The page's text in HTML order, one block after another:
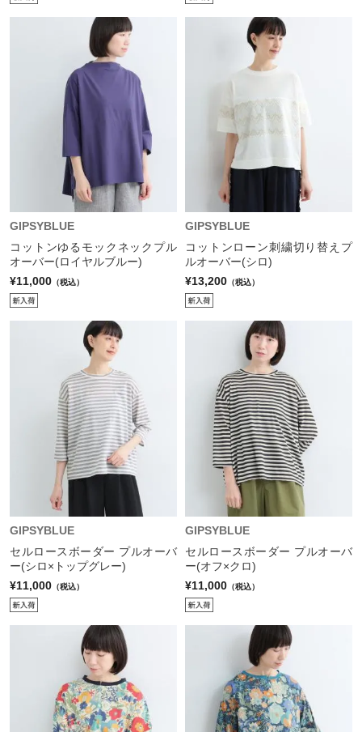
GIPSYBLUE
コットンゆるモックネックプル
オーバー(ロイヤルブルー)
¥11,000 （税込）
GIPSYBLUE
コットンローン刺繍切り替えプ
ルオーバー(シロ)
¥13,200 （税込）
GIPSYBLUE
セルロースボーダー プルオーバ
ー(シロ×トップグレー)
¥11,000 （税込）
GIPSYBLUE
セルロースボーダー プルオーバ
ー(オフ×クロ)
¥11,000 （税込）